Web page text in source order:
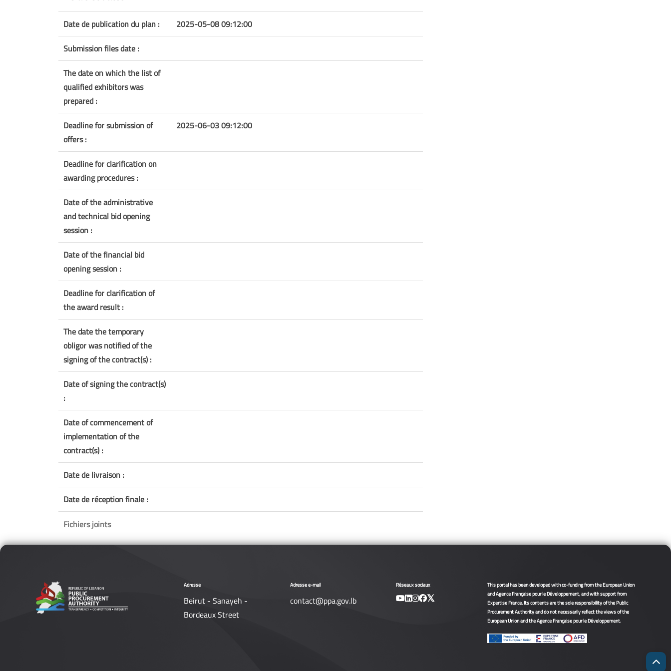
Date de publication du plan :
2025-05-08 09:12:00
Submission files date :
The date on which the list of
qualified exhibitors was
prepared :
Deadline for submission of
offers :
2025-06-03 09:12:00
Deadline for clarification on
awarding procedures :
Date of the administrative
and technical bid opening
session :
Date of the financial bid
opening session :
Deadline for clarification of
the award result :
The date the temporary
obligor was notified of the
signing of the contract(s) :
Date of signing the contract(s)
:
Date of commencement of
implementation of the
contract(s) :
Date de livraison :
Date de réception finale :
Fichiers joints
Adresse
Beirut - Sanayeh -
Bordeaux Street
Adresse e-mail
contact@ppa.gov.lb
Réseaux sociaux
This portal has been developed with co-funding from the European Union
and Agence Française pour le Développement, and with support from
Expertise France. Its contents are the sole responsibility of the Public
Procurement Authority and do not necessarily reflect the views of the
European Union and the Agence Française pour le Développement.